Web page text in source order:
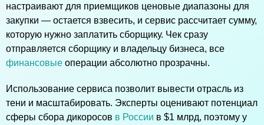
настраивают для приемщиков ценовые диапазоны для
закупки — остается взвесить, и сервис рассчитает сумму,
которую нужно заплатить сборщику. Чек сразу
отправляется сборщику и владельцу бизнеса, все
финансовые операции абсолютно прозрачны.
Использование сервиса позволит вывести отрасль из
тени и масштабировать. Эксперты оценивают потенциал
сферы сбора дикоросов в России в $1 млрд, поэтому у